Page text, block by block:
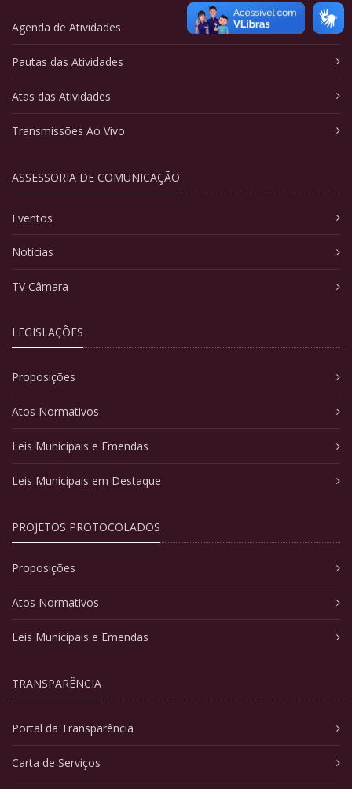
Agenda de Atividades
Pautas das Atividades
Atas das Atividades
Transmissões Ao Vivo
ASSESSORIA DE COMUNICAÇÃO
Eventos
Notícias
TV Câmara
LEGISLAÇÕES
Proposições
Atos Normativos
Leis Municipais e Emendas
Leis Municipais em Destaque
PROJETOS PROTOCOLADOS
Proposições
Atos Normativos
Leis Municipais e Emendas
TRANSPARÊNCIA
Portal da Transparência
Carta de Serviços